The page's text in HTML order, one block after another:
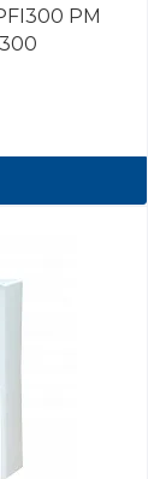
PM